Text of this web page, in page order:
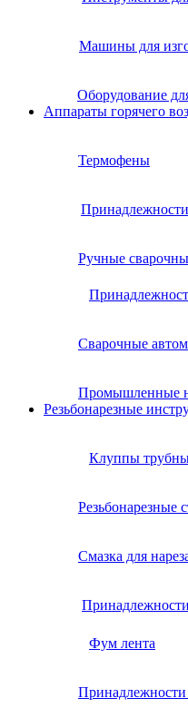
Машины для
Оборудование
Аппараты горячего
Термофены
Ручные
Сварочные
Промышленные
Резьбонарезные
Клуппы
Резьбонарезные
Смазка для
Фум лента
Принадлежности